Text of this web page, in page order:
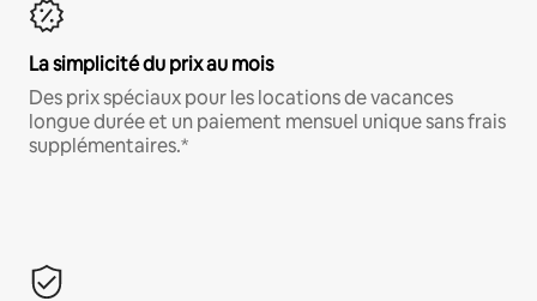
La simplicité du prix au mois
Des prix spéciaux pour les locations de vacances
longue durée et un paiement mensuel unique sans frais
supplémentaires.*